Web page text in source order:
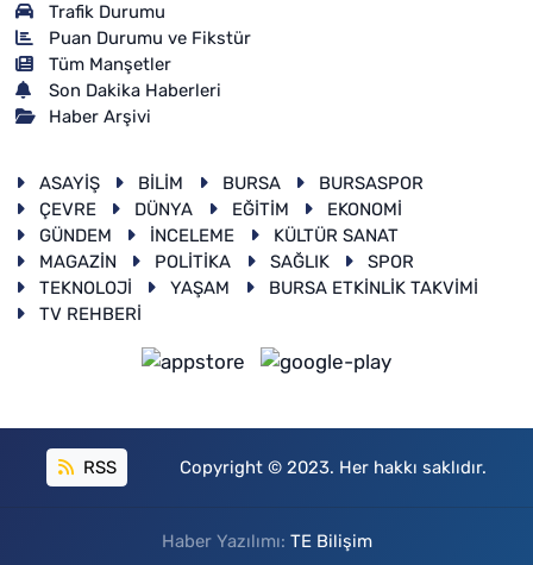
Trafik Durumu
Puan Durumu ve Fikstür
Tüm Manşetler
Son Dakika Haberleri
Haber Arşivi
ASAYİŞ BİLİM BURSA
BURSASPOR
ÇEVRE
DÜNYA EĞİTİM
EKONOMİ
GÜNDEM
İNCELEME
KÜLTÜR SANAT
MAGAZİN
POLİTİKA SAĞLIK
SPOR
TEKNOLOJİ
YAŞAM
BURSA ETKİNLİK TAKVİMİ
TV REHBERİ
RSS Copyright © 2023. Her hakkı saklıdır.
Haber Yazılımı: TE Bilişim